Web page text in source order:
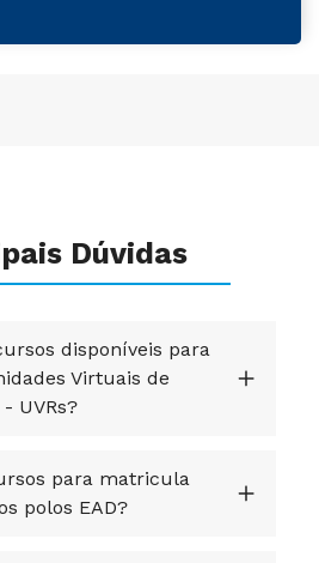
Dúvidas
disponíveis para
Virtuais de
UVRs?
para matricula
polos EAD?